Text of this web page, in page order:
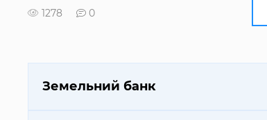
1278 0
Земельний банк